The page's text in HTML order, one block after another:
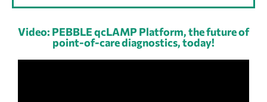
Video: PEBBLE qcLAMP Platform, the future of
point-of-care diagnostics, today!